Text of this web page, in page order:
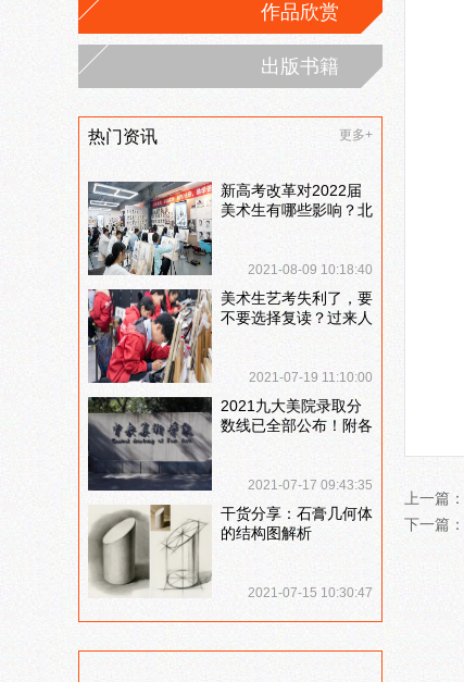
作品欣赏
出版书籍
热门资讯 更多+
新高考改革对2022届
美术生有哪些影响？北
2021-08-09 10:18:40
美术生艺考失利了，要
不要选择复读？过来人
2021-07-19 11:10:00
2021九大美院录取分
数线已全部公布！附各
2021-07-17 09:43:35
干货分享：石膏几何体
的结构图解析
2021-07-15 10:30:47
上一篇：
下一篇：